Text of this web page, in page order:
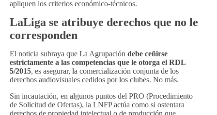
apliquen los criterios económico-técnicos.
LaLiga se atribuye derechos que no le
corresponden
El noticia subraya que La Agrupación debe ceñirse
estrictamente a las competencias que le otorga el RDL
5/2015, es asegurar, la comercialización conjunta de los
derechos audiovisuales cedidos por los clubes. No más.
Sin incautación, en algunos puntos del PRO (Procedimiento
de Solicitud de Ofertas), la LNFP actúa como si ostentara
derechos de propiedad intelectual o de producción que